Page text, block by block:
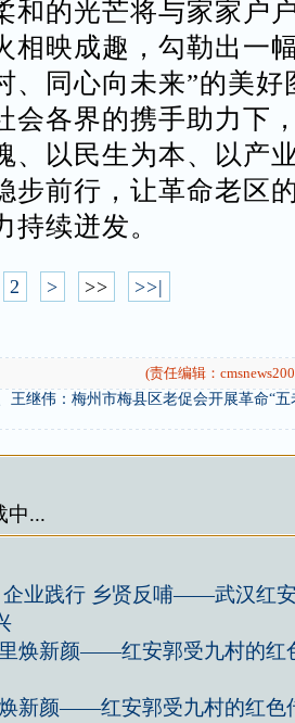
和的光芒将与家家户
相映成趣，勾勒出一
、同心向未来”的美好
会各界的携手助力下
、以民生为本、以产
步前行，让革命老区
续迸发。
2 > >> >>|
(责任编辑：
王继伟：梅州市梅县区老促会开展革命“
中...
企业践行 乡贤反哺——武汉红
焕新颜——红安郭受九村的红
新颜——红安郭受九村的红色